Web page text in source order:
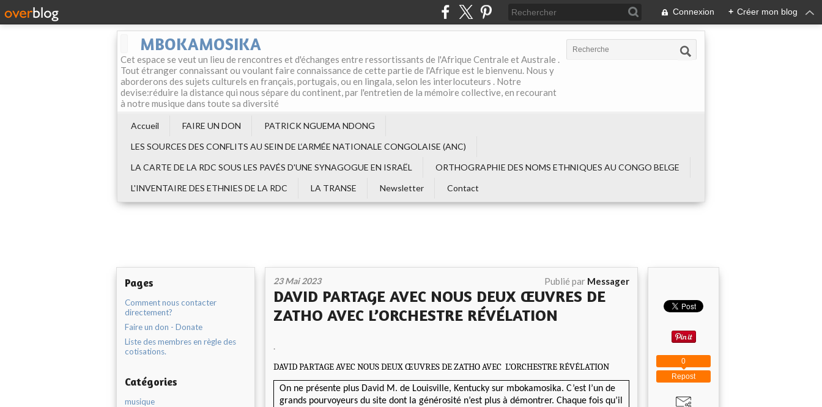
Connexion + Créer mon blog
MBOKAMOSIKA
Cet espace se veut un lieu de rencontres et d'échanges entre ressortissants de l'Afrique Centrale et Australe .
Tout étranger connaissant ou voulant faire connaissance de cette partie de l'Afrique est le bienvenu. Nous y
aborderons des sujets culturels en français, portugais, ou en lingala, selon les interlocuteurs . Notre
devise:réduire la distance qui nous sépare du continent, par l'entretien de la mémoire collective, en recourant
à notre musique dans toute sa diversité
Accueil FAIRE UN DON
PATRICK NGUEMA NDONG
LES SOURCES DES CONFLITS AU SEIN DE L‘ARMÉE NATIONALE CONGOLAISE (ANC)
LA CARTE DE LA RDC SOUS LES PAVÉS D'UNE SYNAGOGUE EN ISRAËL
ORTHOGRAPHIE DES NOMS ETHNIQUES AU CONGO BELGE
L'INVENTAIRE DES ETHNIES DE LA RDC
LA TRANSE Newsletter Contact
Pages
Comment nous contacter
directement?
Faire un don - Donate
Liste des membres en règle des
cotisations.
Catégories
musique
23 Mai 2023 Publié par Messager
DAVID PARTAGE AVEC NOUS DEUX ŒUVRES DE
ZATHO AVEC L’ORCHESTRE RÉVÉLATION
.
DAVID PARTAGE AVEC NOUS DEUX ŒUVRES DE ZATHO AVEC L’ORCHESTRE RÉVÉLATION
On ne présente plus David M. de Louisville, Kentucky sur mbokamosika. C’est l’un de
grands pourvoyeurs du site dont la générosité n’est plus à démontrer. Chaque fois qu’il
Repost
0